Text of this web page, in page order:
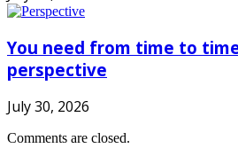
You need from time to
perspective
July 30, 2026
Comments are closed.